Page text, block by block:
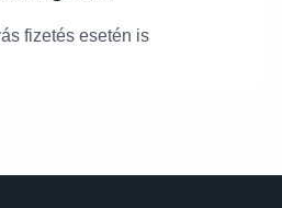
fizetés esetén is